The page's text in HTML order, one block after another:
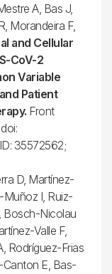
A, Bas J,
Morandeira F,
and Cellular
CoV-2
Variable
Patient
Front
35572562;
D, Martínez-
Muñoz I, Ruiz-
Bosch-Nicolau
Valle F,
Rodríguez-Frias
E, Bas-